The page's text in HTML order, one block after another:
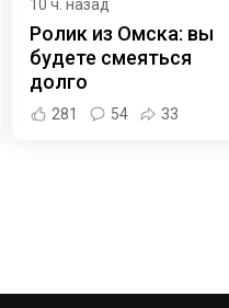
10 ч. назад
Ролик из Омска: вы
будете смеяться
долго
281 54 33